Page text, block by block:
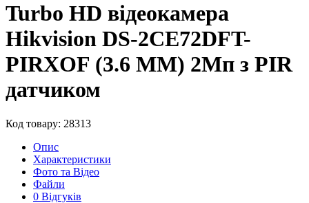
Turbo HD відеокамера
Hikvision DS-2CE72DFT-
PIRXOF (3.6 ММ) 2Мп з PIR
датчиком
Код товару: 28313
Опис
Характеристики
Фото та Відео
Файли
0 Відгуків